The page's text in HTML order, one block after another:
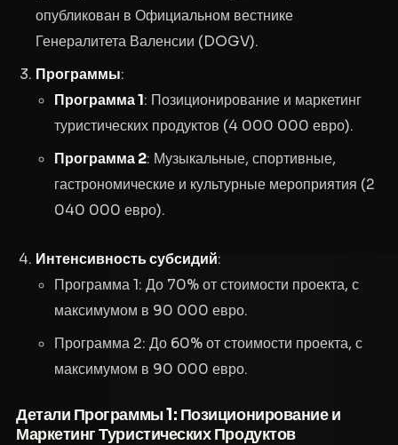
опубликован в Официальном вестнике
Генералитета Валенсии (DOGV).
Программы:
Программа 1: Позиционирование и маркетинг
туристических продуктов (4 000 000 евро).
Программа 2: Музыкальные, спортивные,
гастрономические и культурные мероприятия (2
040 000 евро).
Интенсивность субсидий:
Программа 1: До 70% от стоимости проекта, с
максимумом в 90 000 евро.
Программа 2: До 60% от стоимости проекта, с
максимумом в 90 000 евро.
Детали Программы 1: Позиционирование и
Маркетинг Туристических Продуктов